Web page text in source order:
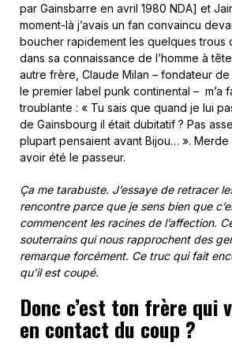
par Gainsbarre en avril 1980 NDA] et
moment-là j’avais un fan convaincu
boucher rapidement les quelques trous
dans sa connaissance de l’homme à
autre frère, Claude Milan – fondateur de
le premier label punk continental – m’a
troublante : « Tu sais que quand je lui
de Gainsbourg il était dubitatif ? Pas
plupart pensaient avant Bijou… ». Merde
avoir été le passeur.
Ça me tarabuste. J’essaye de retracer
rencontre parce que je sens bien que
commencent les racines de l’affection.
souterrains qui nous rapprochent des
remarque forcément. Ce truc qui fait
qu’il est coupé.
Donc c’est ton frère qui
en contact du coup ?